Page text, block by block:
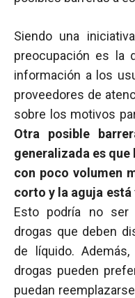
Siendo una
preocupación es la
información a los
proveedores de
sobre los motivos
Otra posible
generalizada es
con poco volumen
corto y la aguja
Esto podría no ser
drogas que deben
de líquido.
drogas pueden
puedan